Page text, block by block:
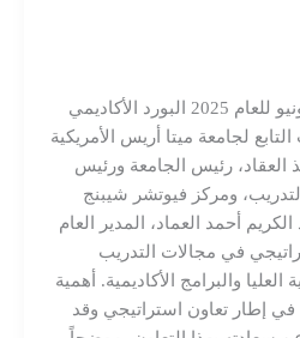
وقّع أمس الاثنين في 23 يونيو للعام 2025 البورد الأكاديمي
التابع لجامعة ميتا أريس الأمريكية
العقاد، رئيس الجامعة ورئيس
ومركز فيوتشر شيبنج
أحمد العماد، المدير العام
في مجالات التدريب
العليا والبرامج الأكاديمية. أهمية
في إطار تعاون استراتيجي وقد